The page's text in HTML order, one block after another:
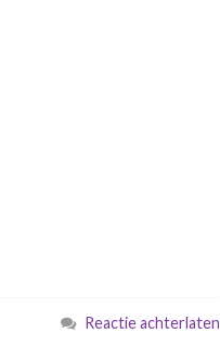
Reactie achterlaten